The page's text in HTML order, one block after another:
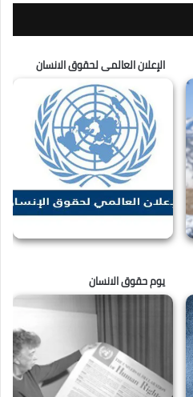
الإعلان العالمى لحقوق الانسان
يوم حقوق الانسان